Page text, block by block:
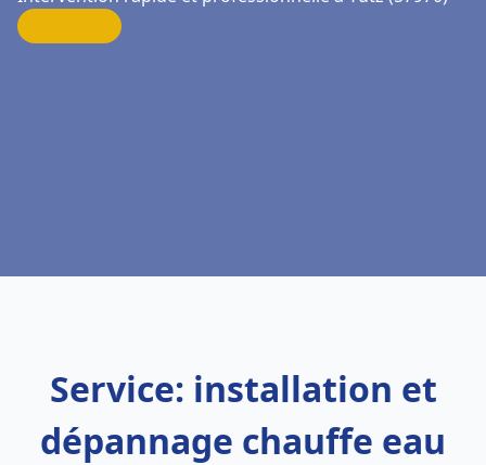
Service: installation et
dépannage chauffe eau